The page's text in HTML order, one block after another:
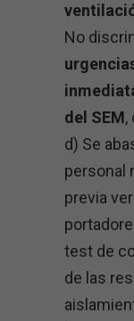
No
del SEM,
d) Se
personal
previa
test de
de las